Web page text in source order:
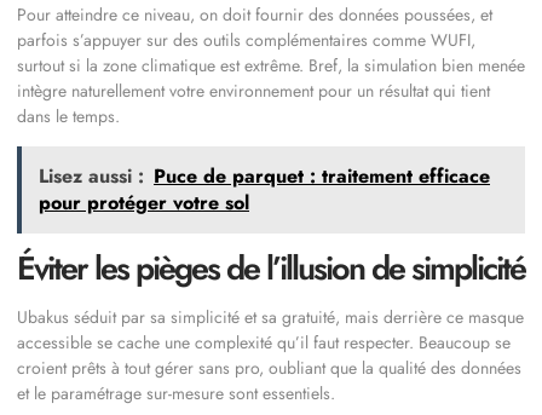
Pour atteindre ce niveau, on doit fournir des données poussées, et
parfois s’appuyer sur des outils complémentaires comme WUFI,
surtout si la zone climatique est extrême. Bref, la simulation bien menée
intègre naturellement votre environnement pour un résultat qui tient
dans le temps.
Lisez aussi : Puce de parquet : traitement efficace
pour protéger votre sol
Éviter les pièges de l’illusion de simplicité
Ubakus séduit par sa simplicité et sa gratuité, mais derrière ce masque
accessible se cache une complexité qu’il faut respecter. Beaucoup se
croient prêts à tout gérer sans pro, oubliant que la qualité des données
et le paramétrage sur-mesure sont essentiels.